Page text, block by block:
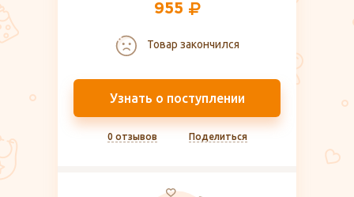
955
Товар закончился
Узнать о поступлении
0 отзывов Поделиться